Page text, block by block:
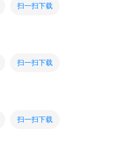
扫一扫下载
扫一扫下载
扫一扫下载